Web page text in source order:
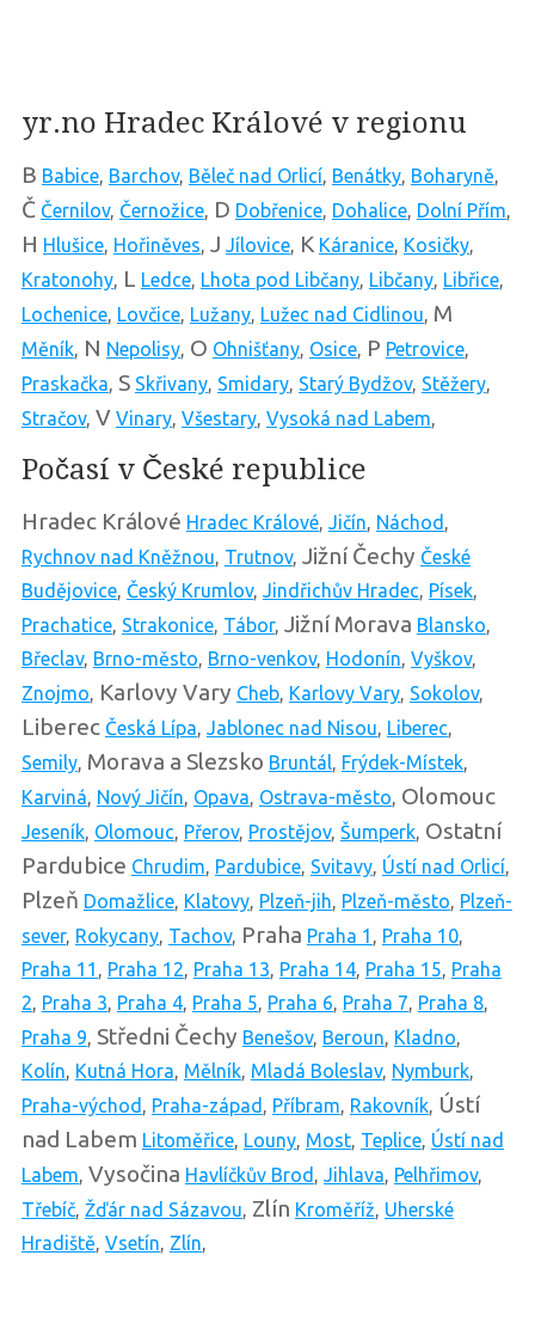
yr.no Hradec Králové v regionu
B Babice, Barchov, Běleč nad Orlicí, Benátky, Boharyně,
Č Černilov, Černožice, D Dobřenice, Dohalice, Dolní Přím,
H Hlušice, Hořiněves, J Jílovice, K Káranice, Kosičky,
Kratonohy, L Ledce, Lhota pod Libčany, Libčany, Libřice,
Lochenice, Lovčice, Lužany, Lužec nad Cidlinou, M
Měník, N Nepolisy, O Ohnišťany, Osice, P Petrovice,
Praskačka, S Skřivany, Smidary, Starý Bydžov, Stěžery,
Stračov, V Vinary, Všestary, Vysoká nad Labem,
Počasí v České republice
Hradec Králové Hradec Králové, Jičín, Náchod ,
Rychnov nad Kněžnou, Trutnov, Jižní Čechy České
Budějovice, Český Krumlov, Jindřichův Hradec, Písek,
Prachatice, Strakonice, Tábor, Jižní Morava Blansko,
Břeclav, Brno-město, Brno-venkov, Hodonín, Vyškov,
Znojmo, Karlovy Vary Cheb, Karlovy Vary, Sokolov,
Liberec Česká Lípa, Jablonec nad Nisou, Liberec,
Semily, Morava a Slezsko Bruntál, Frýdek-Místek,
Karviná, Nový Jičín, Opava, Ostrava-město, Olomouc
Jeseník, Olomouc, Přerov, Prostějov, Šumperk, Ostatní
Pardubice Chrudim, Pardubice, Svitavy, Ústí nad Orlicí,
Plzeň Domažlice, Klatovy, Plzeň-jih, Plzeň-město, Plzeň-
sever, Rokycany, Tachov, Praha Praha 1 , Praha 10,
Praha 11 , Praha 12, Praha 13, Praha 14, Praha 15, Praha
2, Praha 3, Praha 4, Praha 5, Praha 6, Praha 7, Praha 8,
Praha 9, Středni Čechy Benešov, Beroun, Kladno,
Kolín, Kutná Hora, Mělník, Mladá Boleslav, Nymburk,
Praha-východ , Praha-západ , Příbram, Rakovník, Ústí
nad Labem Litoměřice, Louny, Most, Teplice, Ústí nad
Labem, Vysočina Havlíčkův Brod , Jihlava, Pelhřimov,
Třebíč, Žďár nad Sázavou, Zlín Kroměříž, Uherské
Hradiště, Vsetín, Zlín,